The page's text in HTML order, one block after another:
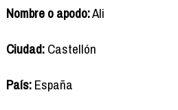
Nombre o apodo:Ali
Ciudad:Castellón
País:España